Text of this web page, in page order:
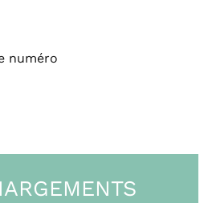
numéro